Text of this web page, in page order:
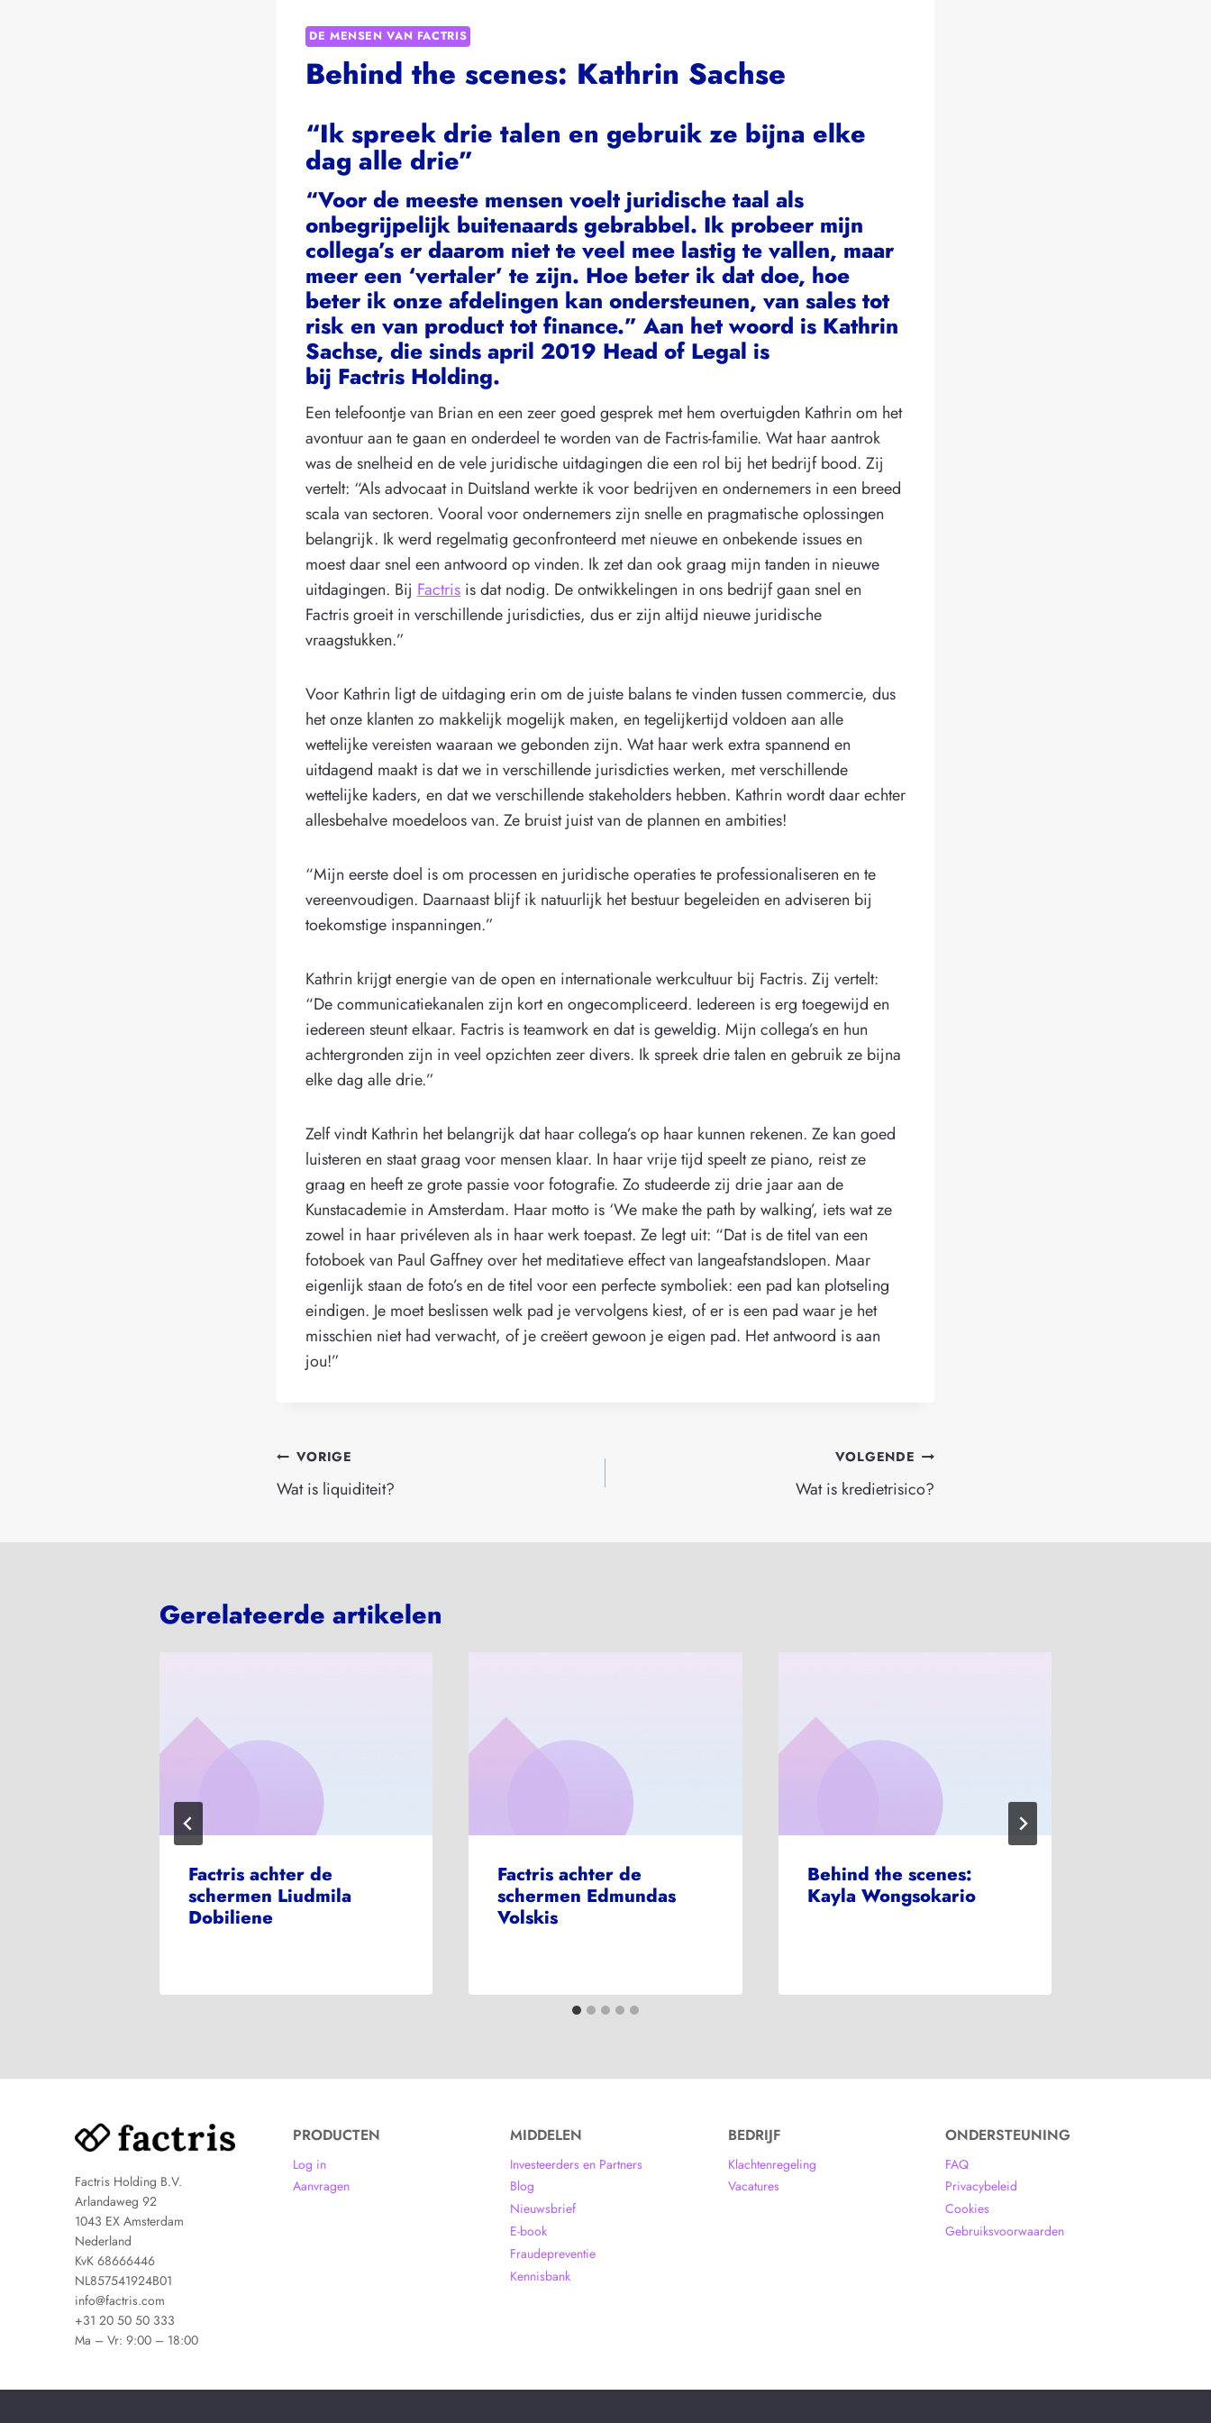
DE MENSEN VAN FACTRIS
Behind the scenes: Kathrin Sachse
“Ik spreek drie talen en gebruik ze bijna elke
dag alle drie”
“Voor de meeste mensen voelt juridische taal als
onbegrijpelijk buitenaards gebrabbel. Ik probeer mijn
collega’s er daarom niet te veel mee lastig te vallen, maar
meer een ‘vertaler’ te zijn. Hoe beter ik dat doe, hoe
beter ik onze afdelingen kan ondersteunen, van sales tot
risk en van product tot finance.” Aan het woord is Kathrin
Sachse, die sinds april 2019 Head of Legal is
bij Factris Holding.
Een telefoontje van Brian en een zeer goed gesprek met hem overtuigden Kathrin om het
avontuur aan te gaan en onderdeel te worden van de Factris-familie. Wat haar aantrok
was de snelheid en de vele juridische uitdagingen die een rol bij het bedrijf bood. Zij
vertelt: “Als advocaat in Duitsland werkte ik voor bedrijven en ondernemers in een breed
scala van sectoren. Vooral voor ondernemers zijn snelle en pragmatische oplossingen
belangrijk. Ik werd regelmatig geconfronteerd met nieuwe en onbekende issues en
moest daar snel een antwoord op vinden. Ik zet dan ook graag mijn tanden in nieuwe
uitdagingen. Bij Factris is dat nodig. De ontwikkelingen in ons bedrijf gaan snel en
Factris groeit in verschillende jurisdicties, dus er zijn altijd nieuwe juridische
vraagstukken.”
Voor Kathrin ligt de uitdaging erin om de juiste balans te vinden tussen commercie, dus
het onze klanten zo makkelijk mogelijk maken, en tegelijkertijd voldoen aan alle
wettelijke vereisten waaraan we gebonden zijn. Wat haar werk extra spannend en
uitdagend maakt is dat we in verschillende jurisdicties werken, met verschillende
wettelijke kaders, en dat we verschillende stakeholders hebben. Kathrin wordt daar echter
allesbehalve moedeloos van. Ze bruist juist van de plannen en ambities!
“Mijn eerste doel is om processen en juridische operaties te professionaliseren en te
vereenvoudigen. Daarnaast blijf ik natuurlijk het bestuur begeleiden en adviseren bij
toekomstige inspanningen.”
Kathrin krijgt energie van de open en internationale werkcultuur bij Factris. Zij vertelt:
“De communicatiekanalen zijn kort en ongecompliceerd. Iedereen is erg toegewijd en
iedereen steunt elkaar. Factris is teamwork en dat is geweldig. Mijn collega’s en hun
achtergronden zijn in veel opzichten zeer divers. Ik spreek drie talen en gebruik ze bijna
elke dag alle drie.”
Zelf vindt Kathrin het belangrijk dat haar collega’s op haar kunnen rekenen. Ze kan goed
luisteren en staat graag voor mensen klaar. In haar vrije tijd speelt ze piano, reist ze
graag en heeft ze grote passie voor fotografie. Zo studeerde zij drie jaar aan de
Kunstacademie in Amsterdam. Haar motto is ‘We make the path by walking’, iets wat ze
zowel in haar privéleven als in haar werk toepast. Ze legt uit: “Dat is de titel van een
fotoboek van Paul Gaffney over het meditatieve effect van langeafstandslopen. Maar
eigenlijk staan de foto’s en de titel voor een perfecte symboliek: een pad kan plotseling
eindigen. Je moet beslissen welk pad je vervolgens kiest, of er is een pad waar je het
misschien niet had verwacht, of je creëert gewoon je eigen pad. Het antwoord is aan
jou!”
Bericht
navigatie
VORIGE
Wat is liquiditeit?
VOLGENDE
Wat is kredietrisico?
Gerelateerde artikelen
Factris achter de
schermen Liudmila
Dobiliene
Factris achter de
schermen Edmundas
Volskis
Behind the scenes:
Kayla Wongsokario
Factris Holding B.V.
Arlandaweg 92
1043 EX Amsterdam
Nederland
KvK 68666446
NL857541924B01
info@factris.com
+31 20 50 50 333
Ma – Vr: 9:00 – 18:00
PRODUCTEN
Log in
Aanvragen
MIDDELEN
Investeerders en Partners
Blog
Nieuwsbrief
E-book
Fraudepreventie
Kennisbank
BEDRIJF
Klachtenregeling
Vacatures
ONDERSTEUNING
FAQ
Privacybeleid
Cookies
Gebruiksvoorwaarden